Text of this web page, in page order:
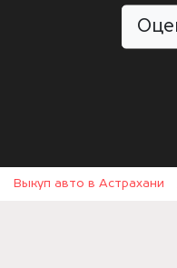
Выкуп авто в Астрахани